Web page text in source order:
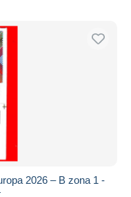
2026 – B zona 1 -